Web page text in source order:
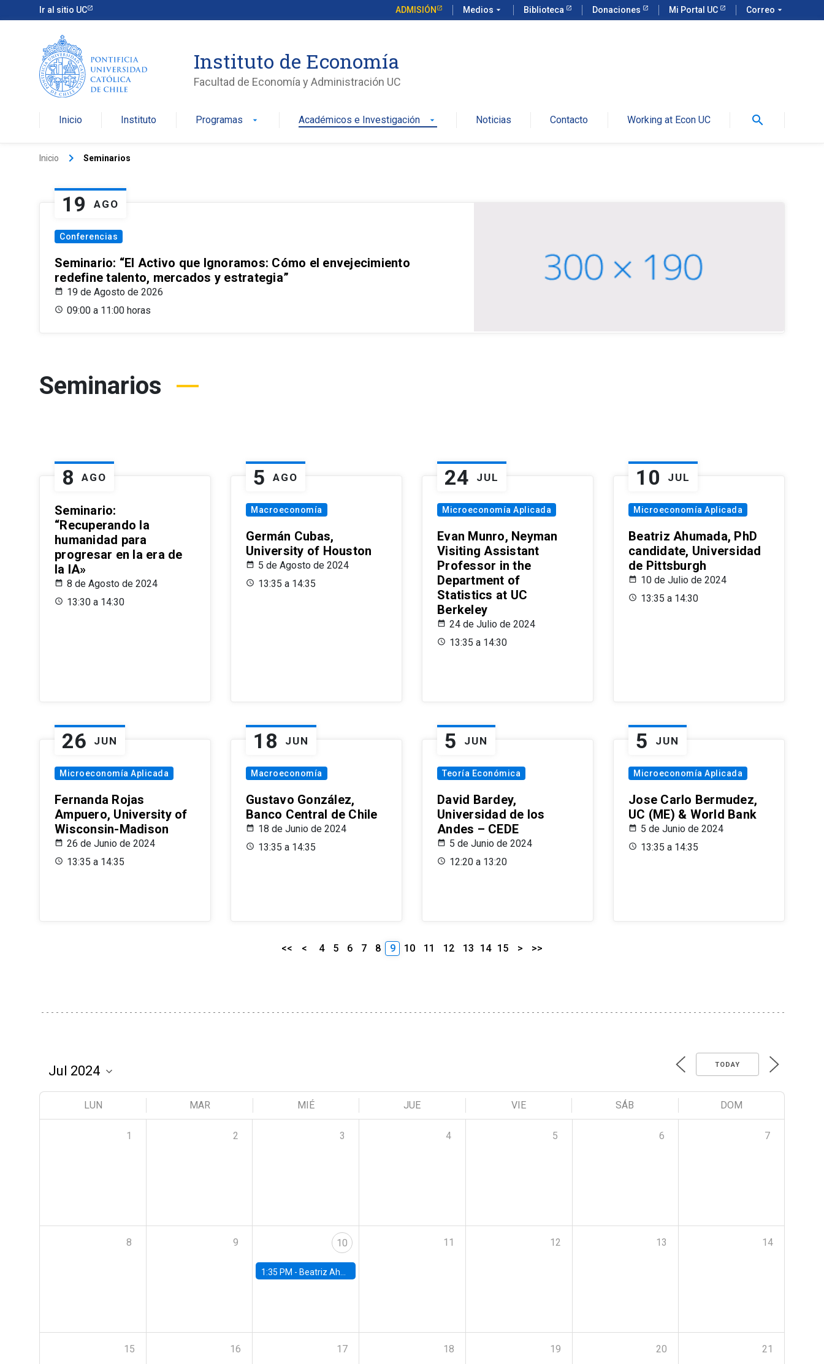
Ir al sitio UC ADMISIÓN Medios arrow_drop_down Biblioteca Donaciones Mi Portal UC Correo arrow_drop_down
Instituto de Economía
Facultad de Economía y Administración UC
Inicio Instituto Programas arrow_drop_down Académicos e Investigación arrow_drop_down Noticias Contacto Working at Econ UC search
Inicio keyboard_arrow_right Seminarios
19 AGO
Conferencias
Seminario: “El Activo que Ignoramos: Cómo el envejecimiento
redefine talento, mercados y estrategia”
19 de Agosto de 2026
09:00 a 11:00 horas
Seminarios
8 AGO
Seminario:
“Recuperando la
humanidad para
progresar en la era de
la IA»
8 de Agosto de 2024
13:30 a 14:30
5 AGO
Macroeconomía
Germán Cubas,
University of Houston
5 de Agosto de 2024
13:35 a 14:35
24 JUL
Microeconomía Aplicada
Evan Munro, Neyman
Visiting Assistant
Professor in the
Department of
Statistics at UC
Berkeley
24 de Julio de 2024
13:35 a 14:30
10 JUL
Microeconomía Aplicada
Beatriz Ahumada, PhD
candidate, Universidad
de Pittsburgh
10 de Julio de 2024
13:35 a 14:30
26 JUN
Microeconomía Aplicada
Fernanda Rojas
Ampuero, University of
Wisconsin-Madison
26 de Junio de 2024
13:35 a 14:35
18 JUN
Macroeconomía
Gustavo González,
Banco Central de Chile
18 de Junio de 2024
13:35 a 14:35
5 JUN
Teoría Económica
David Bardey,
Universidad de los
Andes – CEDE
5 de Junio de 2024
12:20 a 13:20
5 JUN
Microeconomía Aplicada
Jose Carlo Bermudez,
UC (ME) & World Bank
5 de Junio de 2024
13:35 a 14:35
<< < 4 5 6 7 8 9 10 11 12 13 14 15 > >>
TODAY
LUN MAR MIÉ JUE VIE SÁB DOM
1 2 3 4 5 6 7
8 9 10
1:35 PM - Beatriz Ahumada, PhD candidate, Universidad de Pittsburgh
11 12 13 14
15 16 17 18 19 20 21